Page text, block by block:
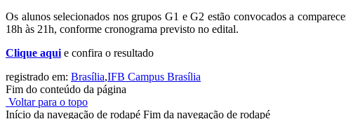
Os alunos selecionados nos grupos G1 e G2 estão convocados a
18h às 21h, conforme cronograma previsto no edital.
Clique aqui e confira o resultado
registrado em: Brasília,IFB Campus Brasília
Fim do conteúdo da página
Voltar para o topo
Início da navegação de rodapé Fim da navegação de rodapé